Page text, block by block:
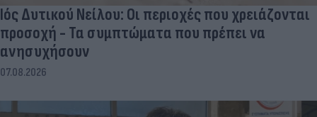
Ιός Δυτικού Νείλου: Οι περιοχές που χρειάζονται
προσοχή - Τα συμπτώματα που πρέπει να
ανησυχήσουν
07.08.2026